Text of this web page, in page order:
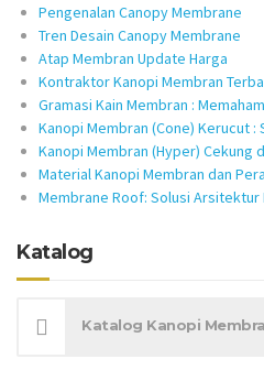
Pengenalan Canopy Membrane
Tren Desain Canopy Membrane
Atap Membran Update Harga
Kontraktor Kanopi Membran
Gramasi Kain Membran :
Kanopi Membran (Cone) Kerucut
Kanopi Membran (Hyper) Cekung
Material Kanopi Membran dan
Membrane Roof: Solusi Arsitektur
Katalog
Katalog Kanopi